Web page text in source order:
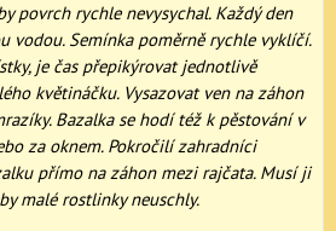
povrch rychle nevysychal. Každý den
vodou. Semínka poměrně rychle vyklíčí.
je čas přepikýrovat jednotlivě
květináčku. Vysazovat ven na záhon
Bazalka se hodí též k pěstování v
za oknem. Pokročilí zahradníci
přímo na záhon mezi rajčata. Musí ji
malé rostlinky neuschly.